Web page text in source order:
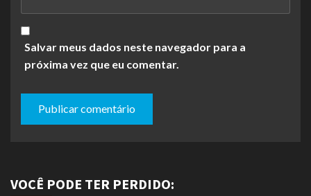
Salvar meus dados neste navegador para a
próxima vez que eu comentar.
VOCÊ PODE TER PERDIDO: